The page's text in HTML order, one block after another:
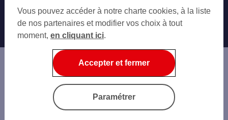
Autres sites SG
Professionnels
Entreprises
Associations
Banque privée
Economie Publique
Informations légales
Vous pouvez accéder à notre charte cookies, à la liste
de nos partenaires et modifier vos choix à tout
moment, en cliquant ici.
Accepter et fermer
Paramétrer